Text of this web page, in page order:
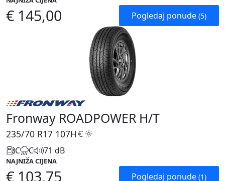
€ 145,00 Pogledaj ponude (5)
Fronway ROADPOWER H/T
235/70 R17 107H
C C 71 dB
NAJNIŽA CIJENA
€ 103,75 Pogledaj ponude (1)